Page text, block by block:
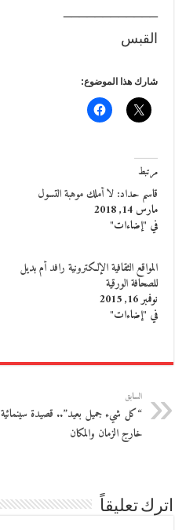
القبس
شارك هذا الموضوع:
مرتبط
قاسم حداد: لا أملك موهبة التسول
مارس 14, 2018
في "إضاءات"
المواقع الثقافية الإلكترونية رافد أم بديل
للصحافة الورقية
نوفمبر 16, 2015
في "إضاءات"
السابق
“كل شيء جميل بعيد”.. قصيدة سينمائية
خارج الزمان والمكان
اترك تعليقاً